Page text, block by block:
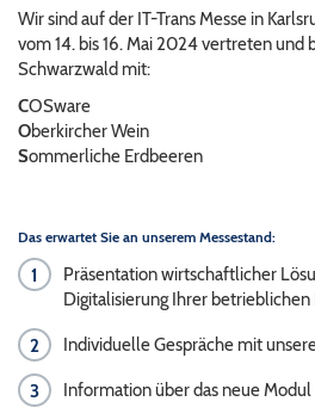
Wir sind auf der IT-Trans Messe in
vom 14. bis 16. Mai 2024 vertreten und
Schwarzwald mit:
COSware
Oberkircher Wein
Sommerliche Erdbeeren
Das erwartet Sie an unserem Messestand:
Präsentation wirtschaftlicher
Digitalisierung Ihrer betrieblichen
Individuelle Gespräche mit
Information über das neue